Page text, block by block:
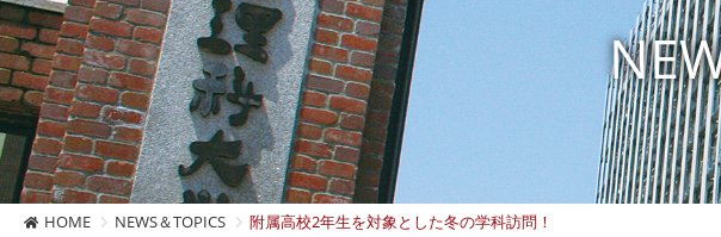
HOME NEWS＆TOPICS 附属高校2年生を対象とした冬の学科訪問！